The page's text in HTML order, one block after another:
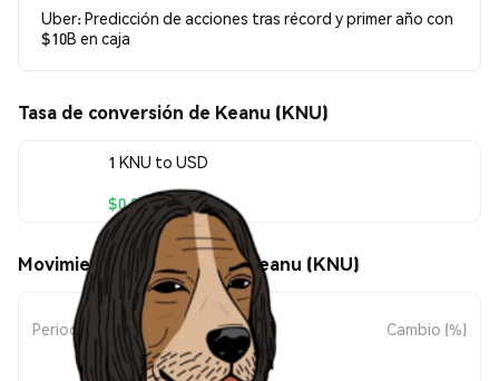
Uber: Predicción de acciones tras récord y primer año con
$10B en caja
Tasa de conversión de Keanu (KNU)
1 KNU to USD
$0.00000658
Movimientos de precio de Keanu (KNU)
Periodo
Cambio de
Monto
Cambio (%)